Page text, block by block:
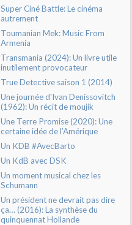
Super Ciné Battle: Le cinéma
autrement
Toumanian Mek: Music From
Armenia
Transmania (2024): Un livre utile
inutilement provocateur
True Detective saison 1 (2014)
Une journée d'Ivan Denissovitch
(1962): Un récit de moujik
Une Terre Promise (2020): Une
certaine idée de l’Amérique
Un KDB #AvecBarto
Un KdB avec DSK
Un moment musical chez les
Schumann
Un président ne devrait pas dire
ça… (2016): La synthèse du
quinquennat Hollande